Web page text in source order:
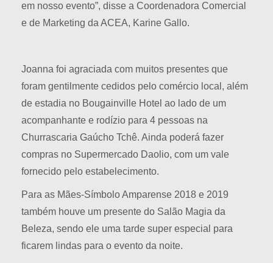
em nosso evento”, disse a Coordenadora Comercial
e de Marketing da ACEA, Karine Gallo.
Joanna foi agraciada com muitos presentes que
foram gentilmente cedidos pelo comércio local, além
de estadia no Bougainville Hotel ao lado de um
acompanhante e rodízio para 4 pessoas na
Churrascaria Gaúcho Tchê. Ainda poderá fazer
compras no Supermercado Daolio, com um vale
fornecido pelo estabelecimento.
Para as Mães-Símbolo Amparense 2018 e 2019
também houve um presente do Salão Magia da
Beleza, sendo ele uma tarde super especial para
ficarem lindas para o evento da noite.